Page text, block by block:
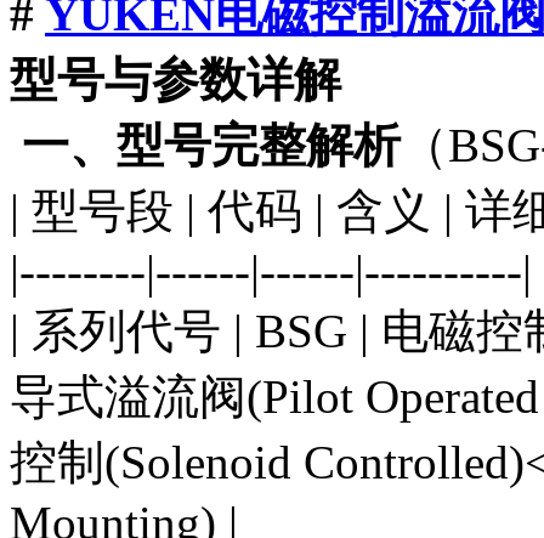
# YUKEN电磁控制溢流
型号与参数详解
一、型号完整解析（
| 型号段 | 代码 | 含义 | 详
|--------|------|------|----------|
| 系列代号 | BSG | 电磁
导式溢流阀(Pilot
控制(Solenoid
Mounting) |